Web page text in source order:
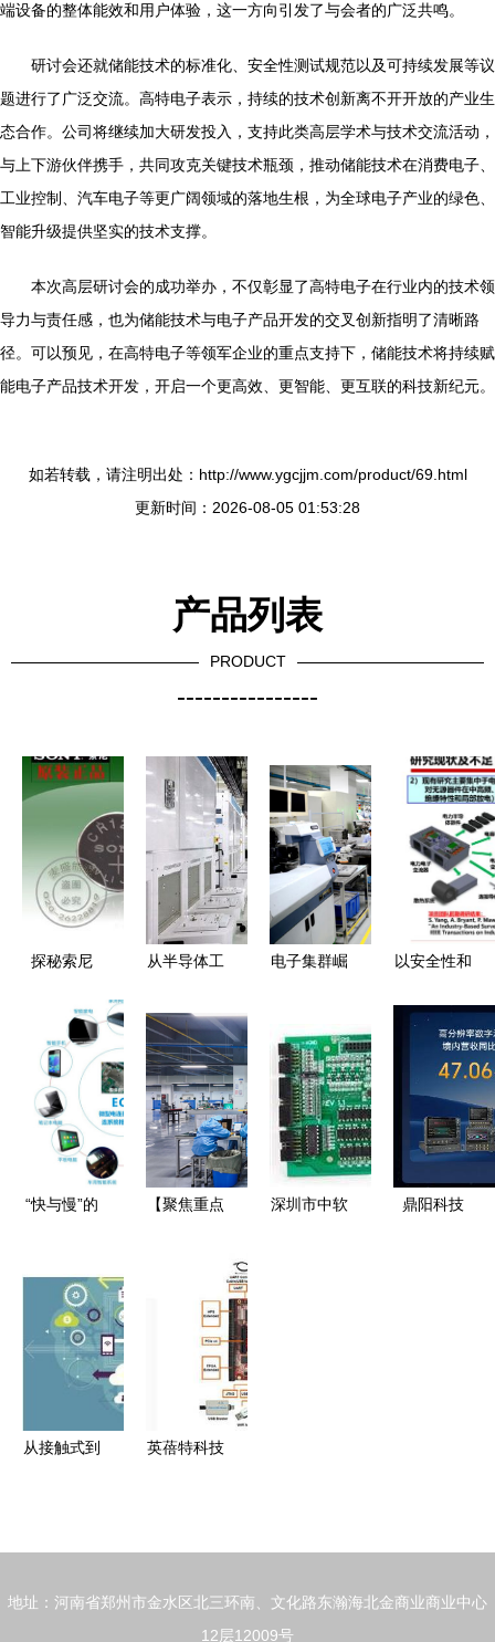
端设备的整体能效和用户体验，这一方向引发了与会者的广泛共鸣。
研讨会还就储能技术的标准化、安全性测试规范以及可持续发展等议
题进行了广泛交流。高特电子表示，持续的技术创新离不开开放的产业生
态合作。公司将继续加大研发投入，支持此类高层学术与技术交流活动，
与上下游伙伴携手，共同攻克关键技术瓶颈，推动储能技术在消费电子、
工业控制、汽车电子等更广阔领域的落地生根，为全球电子产业的绿色、
智能升级提供坚实的技术支撑。
本次高层研讨会的成功举办，不仅彰显了高特电子在行业内的技术领
导力与责任感，也为储能技术与电子产品开发的交叉创新指明了清晰路
径。可以预见，在高特电子等领军企业的重点支持下，储能技术将持续赋
能电子产品技术开发，开启一个更高效、更智能、更互联的科技新纪元。
如若转载，请注明出处：http://www.ygcjjm.com/product/69.html
更新时间：2026-08-05 01:53:28
产品列表
PRODUCT
----------------
探秘索尼
扣电池 3V
锂电芯如何
驱动电子产
品技术革新
从半导体工
界 电子产
品的技术开
发之路
电子集群崛
省电子元器
件重镇？
以安全性和
推动电力电
子技术可持
续发展与应
用
“快与慢”的
量下滑看电
连技术何以
站稳连接器
【聚焦重点
动能！湖北
优耐奇智能
科技助力崇
阳电子信息
产业腾飞
深圳市中软
鼎阳科技
从接触式到
及其在电子
英蓓特科技
Board，为
地址：河南省郑州市金水区北三环南、文化路东瀚海北金商业商业中心
12层12009号